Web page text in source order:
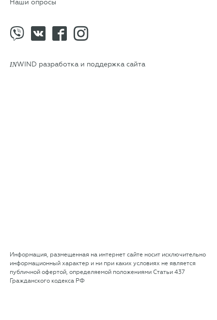
Наши опросы
INWIND разработка и поддержка сайта
Информация, размещенная на интернет сайте носит исключительно
информационный характер и ни при каких условиях не является
публичной офертой, определяемой положениями Статьи 437
Гражданского кодекса РФ